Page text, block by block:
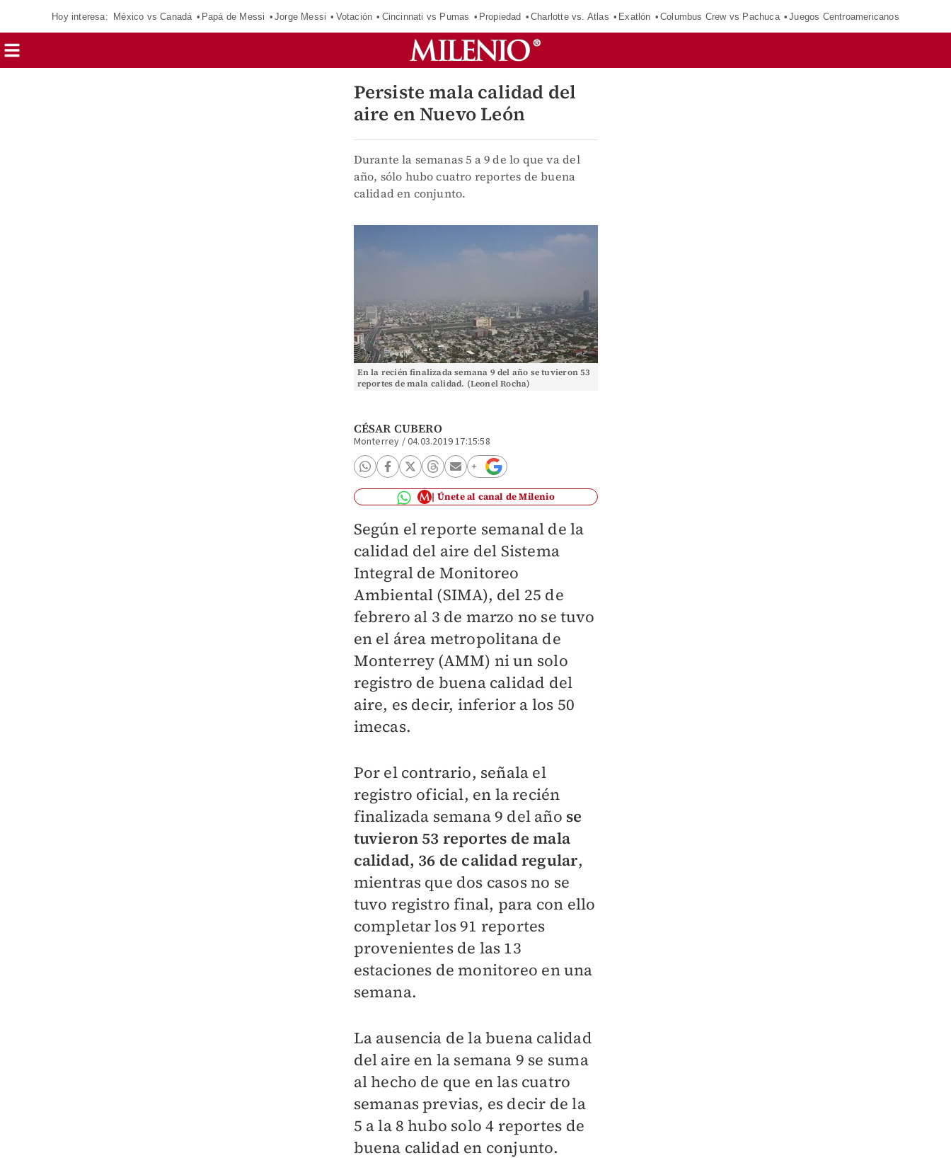
Hoy interesa: México vs Canadá Papá de Messi Jorge Messi Votación Cincinnati vs Pumas Propiedad Charlotte vs. Atlas Exatlón Columbus Crew vs Pachuca Juegos Centroamericanos
Persiste mala calidad del
aire en Nuevo León
Durante la semanas 5 a 9 de lo que va del
año, sólo hubo cuatro reportes de buena
calidad en conjunto.
En la recién finalizada semana 9 del año se tuvieron 53
reportes de mala calidad. (Leonel Rocha)
CÉSAR CUBERO
Monterrey /04.03.2019 17:15:58
Únete al canal de Milenio
Según el reporte semanal de la
calidad del aire del Sistema
Integral de Monitoreo
Ambiental (SIMA), del 25 de
febrero al 3 de marzo no se tuvo
en el área metropolitana de
Monterrey (AMM) ni un solo
registro de buena calidad del
aire, es decir, inferior a los 50
imecas.
Por el contrario, señala el
registro oficial, en la recién
finalizada semana 9 del año se
tuvieron 53 reportes de mala
calidad, 36 de calidad regular,
mientras que dos casos no se
tuvo registro final, para con ello
completar los 91 reportes
provenientes de las 13
estaciones de monitoreo en una
semana.
La ausencia de la buena calidad
del aire en la semana 9 se suma
al hecho de que en las cuatro
semanas previas, es decir de la
5 a la 8 hubo solo 4 reportes de
buena calidad en conjunto.